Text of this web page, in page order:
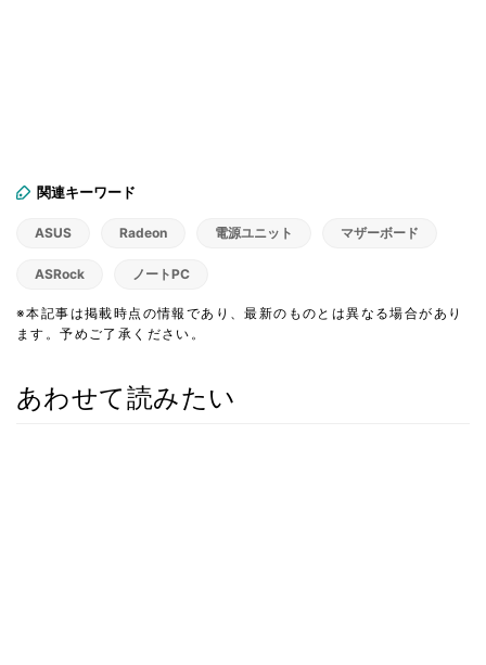
関連キーワード
ASUS Radeon 電源ユニット マザーボード
ASRock ノートPC
※本記事は掲載時点の情報であり、最新のものとは異なる場合があり
ます。予めご了承ください。
あわせて読みたい